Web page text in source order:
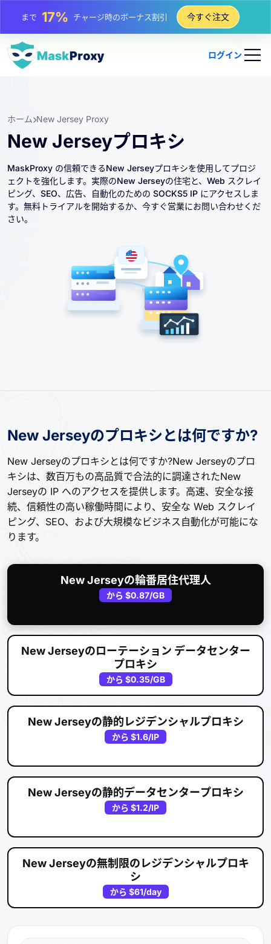
まで25%静的 IP 購入の割引
まで 81%
今すぐ注文
ログイン
ホーム New Jersey Proxy
New Jerseyプロキシ
MaskProxy の信頼できるNew Jerseyプロキシを使用してプロジ
ェクトを強化します。実際のNew Jerseyの住宅と、Web スクレイ
ピング、SEO、広告、自動化のための SOCKS5 IP にアクセスしま
す。無料トライアルを開始するか、今すぐ営業にお問い合わせくだ
さい。
New Jerseyのプロキシとは何ですか?
New Jerseyのプロキシとは何ですか?New Jerseyのプロ
キシは、数百万もの高品質で合法的に調達されたNew
Jerseyの IP へのアクセスを提供します。高速、安全な接
続、信頼性の高い稼働時間により、安全な Web スクレイ
ピング、SEO、および大規模なビジネス自動化が可能にな
ります。
New Jerseyの輪番居住代理人
から $0.87/GB
New Jerseyのローテーション データセンター
プロキシ
から $0.35/GB
New Jerseyの静的レジデンシャルプロキシ
から $1.6/IP
New Jerseyの静的データセンタープロキシ
から $1.2/IP
New Jerseyの無制限のレジデンシャルプロキ
シ
から $61/day